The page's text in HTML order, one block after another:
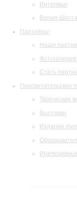
Интервью
Время
Партнеры
Наши
Фотогалерея
Стать
Просветительские
Творческие
Выставки
Издания